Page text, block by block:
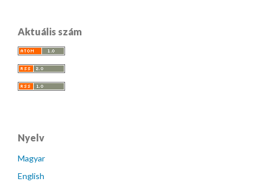
Aktuális szám
Nyelv
Magyar
English